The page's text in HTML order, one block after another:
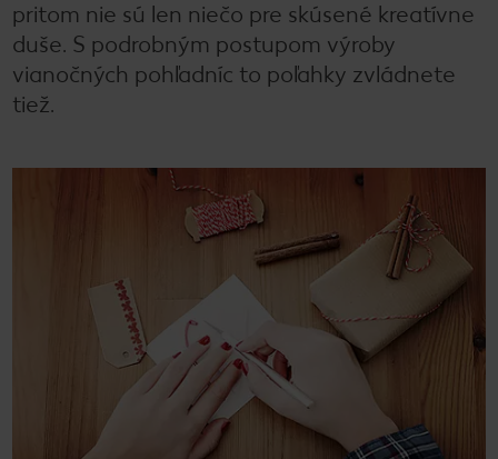
pritom nie sú len niečo pre skúsené kreatívne
duše. S podrobným postupom výroby
vianočných pohľadníc to poľahky zvládnete
tiež.